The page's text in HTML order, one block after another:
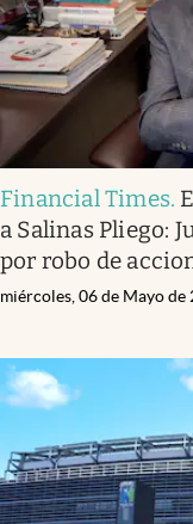
Financial Times.
a Salinas Pliego:
por robo de
miércoles, 06 de Mayo de